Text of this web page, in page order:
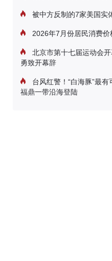
被中方反制的7家美国实
2026年7月份居民消费
北京市第十七届运动会
勇致开幕辞
台风红警！“白海豚”最
福鼎一带沿海登陆